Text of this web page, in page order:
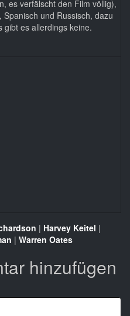
es verfälscht den Film völlig),
und Russisch, dazu
gibt es allerdings keine.
| Harvey Keitel |
| Warren Oates
hinzufügen